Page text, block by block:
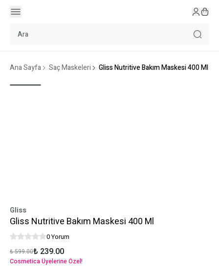
Ana Sayfa Saç Maskeleri Gliss Nutritive Bakım Maskesi 400 Ml
Gliss
Gliss Nutritive Bakım Maskesi 400 Ml
0 Yorum
₺ 599.00₺ 239.00
Cosmetica Üyelerine Özel!